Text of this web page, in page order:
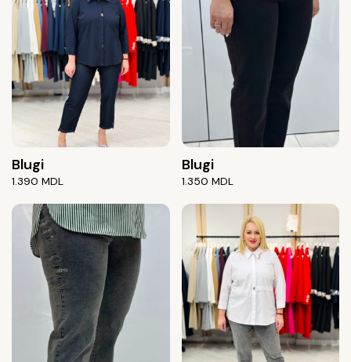
Blugi
1.390 MDL
Blugi
1.350 MDL